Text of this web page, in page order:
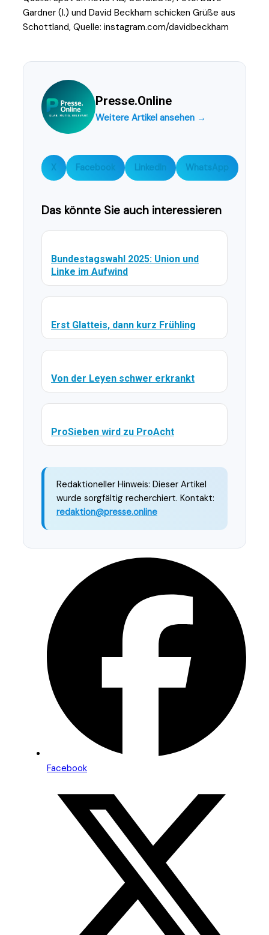
Gardner (l.) und David Beckham schicken Grüße aus
Schottland, Quelle: instagram.com/davidbeckham
Presse.Online
Weitere Artikel ansehen →
X Facebook LinkedIn WhatsApp
Das könnte Sie auch interessieren
Bundestagswahl 2025: Union und
Linke im Aufwind
Erst Glatteis, dann kurz Frühling
Von der Leyen schwer erkrankt
ProSieben wird zu ProAcht
Redaktioneller Hinweis: Dieser Artikel
wurde sorgfältig recherchiert. Kontakt:
redaktion@presse.online
Facebook